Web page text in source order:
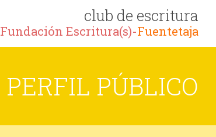
club de escritura
Fundación Escritura(s)-Fuentetaja
PERFIL PÚBLICO